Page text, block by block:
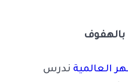
العالمية ندرس